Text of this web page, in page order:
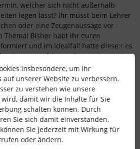
welcher sich nicht außerhalb
legen lässt? Ihr müsst beim Lehrer
oder eine Zeugenaussage vor
Thema! Bisher habt ihr euren
und im Idealfall hatte diese:r es
Tag auf dem Schirm. Aber mal
Übermenschen und vergessen
andere Information. Dafür schafft
Ab sofort steht euch die Abwesenheit
zur Verfügung. Diese könnt ihr
Working in eurem Personio-Profil
eurem Personio-Profil öffnen und den
im Kalender auswählen und
insbesondere, um Ihr
unserer Website zu verbessern.
zu verstehen wie unsere
damit wir die Inhalte für Sie
schalten können. Durch
Sie sich damit einverstanden.
Sie jederzeit mit Wirkung für
oder ändern.